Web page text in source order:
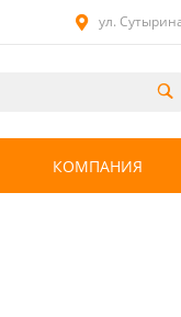
ул.
КОМПАНИЯ